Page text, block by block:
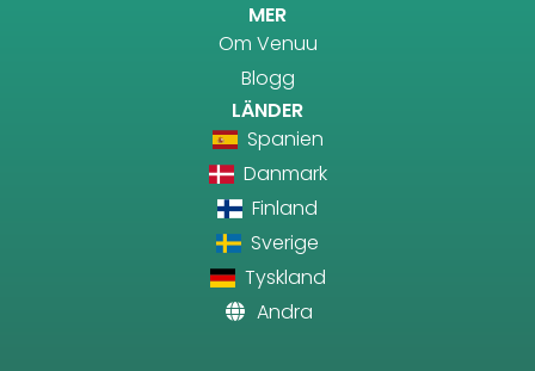
MER
Om Venuu
Blogg
LÄNDER
Spanien
Danmark
Finland
Sverige
Tyskland
Andra